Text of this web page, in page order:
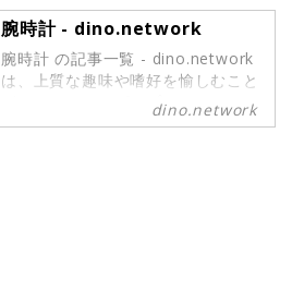
腕時計 - dino.network
腕時計 の記事一覧 - dino.network
は、上質な趣味や嗜好を愉しむこと
ができるパワーピープルのために、
2019年8月1日に創刊されたライフ
dino.network